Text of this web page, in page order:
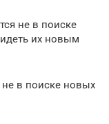
не в поиске
их новым
не в поиске новых